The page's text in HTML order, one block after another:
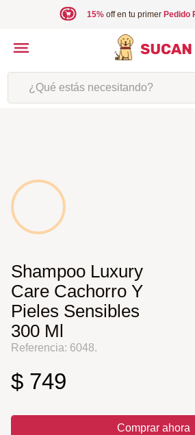
15%off en tu primer Pedido
¿Qué estás necesitando?
Shampoo Luxury
Care Cachorro Y
Pieles Sensibles
300 Ml
Referencia: 6048.
$ 749
Comprar ahora